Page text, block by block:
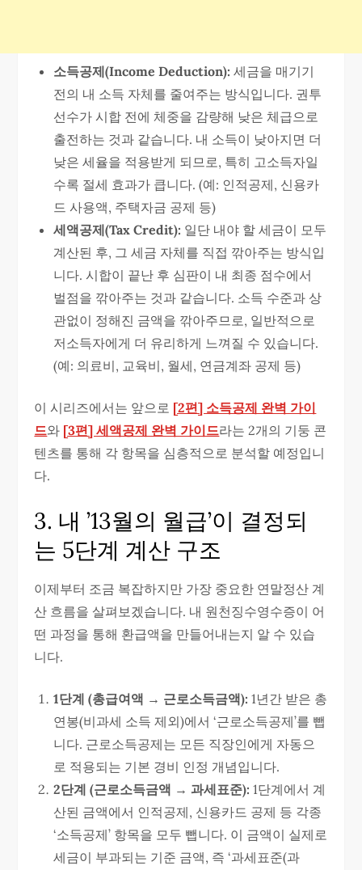
소득공제(Income Deduction): 세금을 매기기
전의 내 소득 자체를 줄여주는 방식입니다. 권투
선수가 시합 전에 체중을 감량해 낮은 체급으로
출전하는 것과 같습니다. 내 소득이 낮아지면 더
낮은 세율을 적용받게 되므로, 특히 고소득자일
수록 절세 효과가 큽니다. (예: 인적공제, 신용카
드 사용액, 주택자금 공제 등)
세액공제(Tax Credit): 일단 내야 할 세금이 모두
계산된 후, 그 세금 자체를 직접 깎아주는 방식입
니다. 시합이 끝난 후 심판이 내 최종 점수에서
벌점을 깎아주는 것과 같습니다. 소득 수준과 상
관없이 정해진 금액을 깎아주므로, 일반적으로
저소득자에게 더 유리하게 느껴질 수 있습니다.
(예: 의료비, 교육비, 월세, 연금계좌 공제 등)
이 시리즈에서는 앞으로 [2편] 소득공제 완벽 가이
드와 [3편] 세액공제 완벽 가이드라는 2개의 기둥 콘
텐츠를 통해 각 항목을 심층적으로 분석할 예정입니
다.
3. 내 ’13월의 월급’이 결정되
는 5단계 계산 구조
이제부터 조금 복잡하지만 가장 중요한 연말정산 계
산 흐름을 살펴보겠습니다. 내 원천징수영수증이 어
떤 과정을 통해 환급액을 만들어내는지 알 수 있습
니다.
1단계 (총급여액 → 근로소득금액): 1년간 받은 총
연봉(비과세 소득 제외)에서 ‘근로소득공제’를 뺍
니다. 근로소득공제는 모든 직장인에게 자동으
로 적용되는 기본 경비 인정 개념입니다.
2단계 (근로소득금액 → 과세표준): 1단계에서 계
산된 금액에서 인적공제, 신용카드 공제 등 각종
‘소득공제’ 항목을 모두 뺍니다. 이 금액이 실제로
세금이 부과되는 기준 금액, 즉 ‘과세표준(과